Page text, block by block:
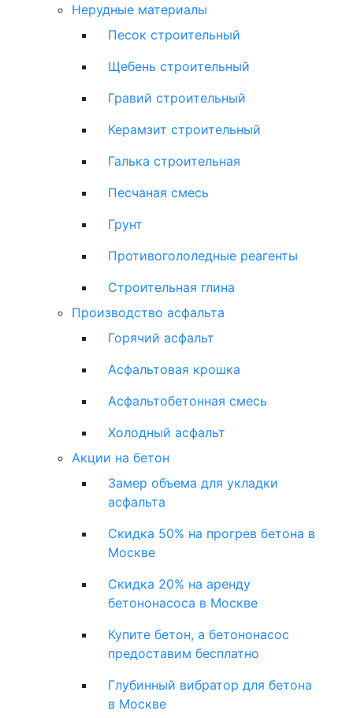
Нерудные материалы
Песок строительный
Щебень строительный
Гравий строительный
Керамзит строительный
Галька строительная
Песчаная смесь
Грунт
Противогололедные реагенты
Строительная глина
Производство асфальта
Горячий асфальт
Асфальтовая крошка
Асфальтобетонная смесь
Холодный асфальт
Акции на бетон
Замер объема для укладки
асфальта
Скидка 50% на прогрев бетона в
Москве
Скидка 20% на аренду
бетононасоса в Москве
Купите бетон, а бетононасос
предоставим бесплатно
Глубинный вибратор для бетона
в Москве